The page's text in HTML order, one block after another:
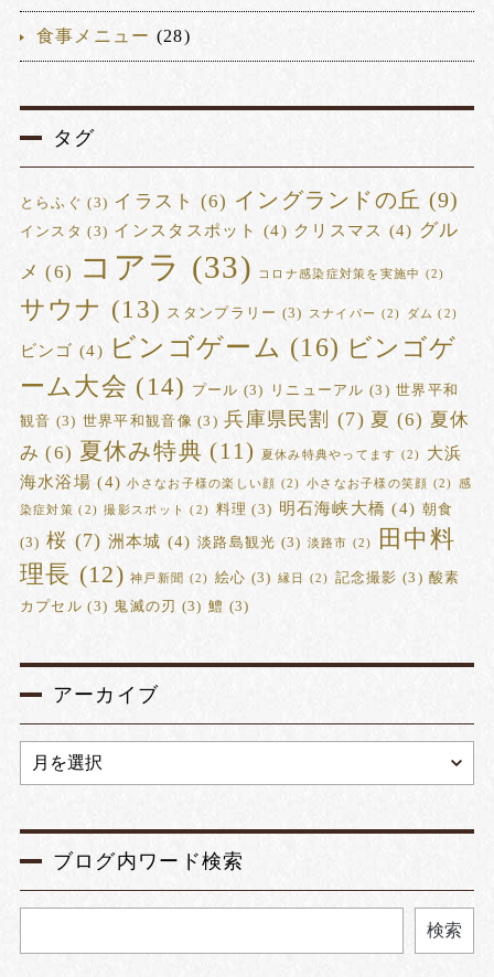
食事メニュー (28)
タグ
とらふぐ (3) イラスト (6) イングランドの丘 (9)
インスタ (3) インスタスポット (4) クリスマス (4) グル
メ (6) コアラ (33) コロナ感染症対策を実施中 (2)
サウナ (13) スタンプラリー (3) スナイパー (2) ダム (2)
ビンゴ (4) ビンゴゲーム (16) ビンゴゲ
ーム大会 (14) プール (3) リニューアル (3) 世界平和
観音 (3) 世界平和観音像 (3) 兵庫県民割 (7) 夏 (6) 夏休
み (6) 夏休み特典 (11) 夏休み特典やってます (2)
大浜
海水浴場 (4) 小さなお子様の楽しい顔 (2) 小さなお子様の笑顔 (2) 感
染症対策 (2) 撮影スポット (2) 料理 (3) 明石海峡大橋 (4) 朝食
(3) 桜 (7) 洲本城 (4) 淡路島観光 (3) 淡路市 (2)
田中料
理長 (12) 神戸新聞 (2) 絵心 (3) 縁日 (2) 記念撮影 (3) 酸素
カプセル (3) 鬼滅の刃 (3) 鱧 (3)
アーカイブ
ブログ内ワード検索
検索